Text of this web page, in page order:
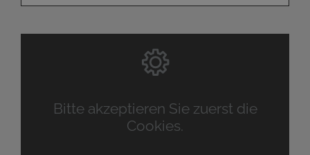
Bitte akzeptieren Sie zuerst die
Cookies.